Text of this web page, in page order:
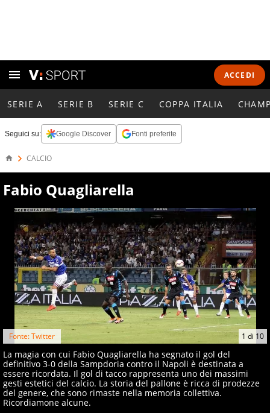
ACCEDI
SERIE A SERIE B SERIE C COPPA ITALIA
Seguici su: Google Discover Fonti preferite
CALCIO
Fabio Quagliarella
1 di 10
Fonte: Twitter
La magia con cui Fabio Quagliarella ha segnato il gol del
definitivo 3-0 della Sampdoria contro il Napoli è destinata a
essere ricordata. Il gol di tacco rappresenta uno dei massimi
gesti estetici del calcio. La storia del pallone è ricca di prodezze
del genere, che sono rimaste nella memoria collettiva.
Ricordiamone alcune.